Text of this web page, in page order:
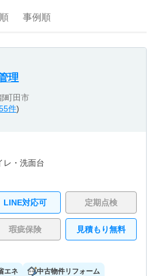
事例順
理
町田市
件)
レ・ 洗面台
LINE対応可 定期点検
瑕疵保険 見積もり無料
エネ 中古物件リフォーム